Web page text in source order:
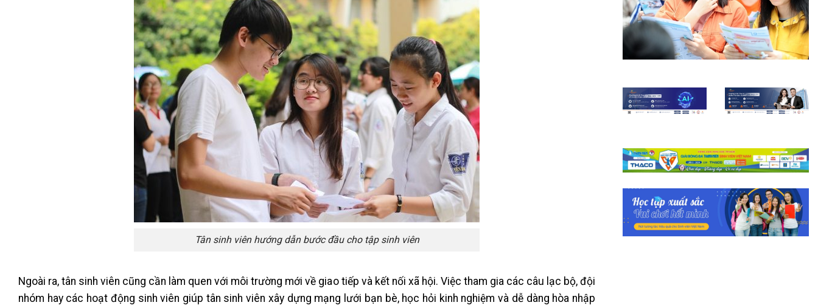
Tân sinh viên hướng dẫn bước đầu cho tập sinh viên
Ngoài ra, tân sinh viên cũng cần làm quen với môi trường mới về giao tiếp và kết nối xã hội. Việc tham gia các câu lạc bộ, đội
nhóm hay các hoạt động sinh viên giúp tân sinh viên xây dựng mạng lưới bạn bè, học hỏi kinh nghiệm và dễ dàng hòa nhập